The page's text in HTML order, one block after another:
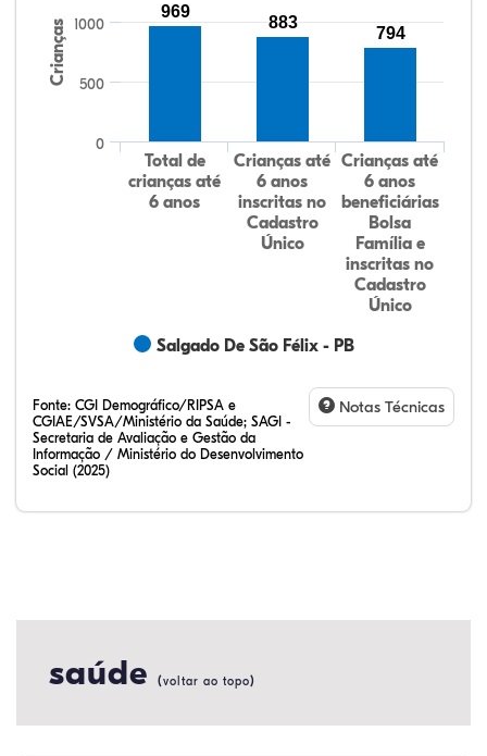
Crianças
Salgado De São Félix - PB
Total de
crianças até
6 anos
Crianças até
6 anos
inscritas no
Cadastro
Único
Crianças até
6 anos
beneficiárias
Bolsa
Família e
inscritas no
Cadastro
Único
0
500
1000
969
883
794
Fonte: CGI Demográfico/RIPSA e
CGIAE/SVSA/Ministério da Saúde; SAGI -
Secretaria de Avaliação e Gestão da
Informação / Ministério do Desenvolvimento
Social (2025)
Notas Técnicas
saúde (voltar ao topo)